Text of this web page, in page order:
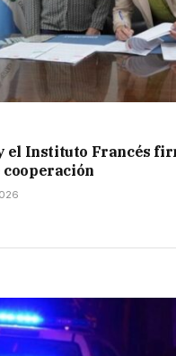
el Instituto Francés
cooperación